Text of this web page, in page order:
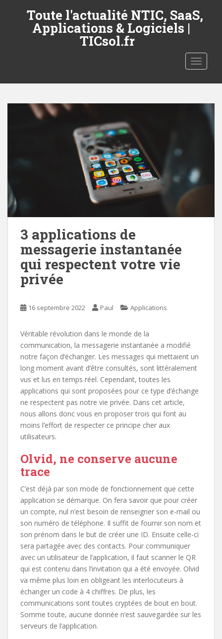
a
Toute l'actualité NTIC, SaaS,
Applications & Logiciels |
TICsol.fr
3 applications de
messagerie instantanée
qui respectent votre vie
privée
16 septembre 2022 Paul Applications
Véritable révolution dans le monde de la
communication, la messagerie instantanée a modifié
notre façon d’échanger. Les messages qui mettaient un
long moment avant d’être consultés, sont littéralement
vus et lus en temps réel. Cependant, toutes les
applications qui sont proposées pour ce type d’échange
ne respectent pas notre vie privée. Dans cet article,
nous allons donc vous en proposer trois qui font au
moins l’effort de respecter ce principe cher aux
utilisateurs.
Olvid, ne conserve aucune
trace
C’est déjà par son mode de fonctionnement que cette
application se démarque. On fera savoir que pour créer
un compte, nul n’est besoin de renseigner son e-mail ou
son numéro de téléphone. Il suffit de fournir son nom et
son prénom dans le but de créer une ID. Ensuite celle-ci
sera partagée avec des contacts. Pour communiquer
avec un utilisateur de l’application, il faut scanner le QR
qui est contenu dans l’invitation qui a été envoyée. Olvid
va même plus loin en obligeant les interlocuteurs à
échanger un code à 4 chiffres. De plus, les
communications sont toutes cryptées de bout en bout.
Somme toute, aucune donnée n’est sauvegardée sur les
serveurs de l’application.